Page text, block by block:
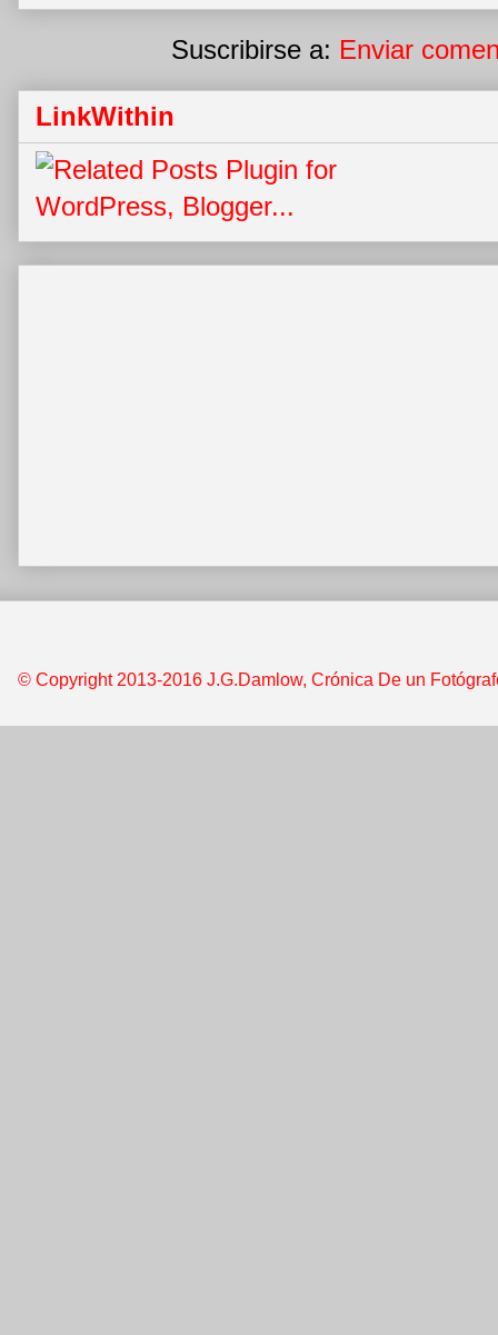
Suscribirse a: Enviar
LinkWithin
© Copyright 2013-2016 J.G.Damlow, Crónica De un